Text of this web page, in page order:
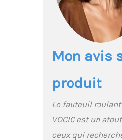
Mon avis
produit
Le fauteuil
VOCIC est un
ceux qui